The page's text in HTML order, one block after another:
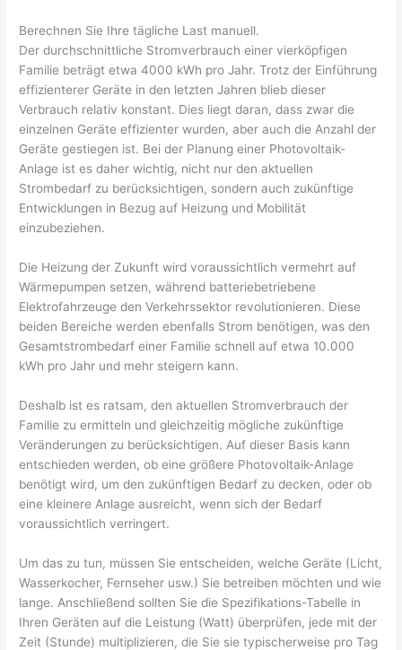
Berechnen Sie Ihre tägliche Last manuell.
Der durchschnittliche Stromverbrauch einer vierköpfigen
Familie beträgt etwa 4000 kWh pro Jahr. Trotz der Einführung
effizienterer Geräte in den letzten Jahren blieb dieser
Verbrauch relativ konstant. Dies liegt daran, dass zwar die
einzelnen Geräte effizienter wurden, aber auch die Anzahl der
Geräte gestiegen ist. Bei der Planung einer Photovoltaik-
Anlage ist es daher wichtig, nicht nur den aktuellen
Strombedarf zu berücksichtigen, sondern auch zukünftige
Entwicklungen in Bezug auf Heizung und Mobilität
einzubeziehen.
Die Heizung der Zukunft wird voraussichtlich vermehrt auf
Wärmepumpen setzen, während batteriebetriebene
Elektrofahrzeuge den Verkehrssektor revolutionieren. Diese
beiden Bereiche werden ebenfalls Strom benötigen, was den
Gesamtstrombedarf einer Familie schnell auf etwa 10.000
kWh pro Jahr und mehr steigern kann.
Deshalb ist es ratsam, den aktuellen Stromverbrauch der
Familie zu ermitteln und gleichzeitig mögliche zukünftige
Veränderungen zu berücksichtigen. Auf dieser Basis kann
entschieden werden, ob eine größere Photovoltaik-Anlage
benötigt wird, um den zukünftigen Bedarf zu decken, oder ob
eine kleinere Anlage ausreicht, wenn sich der Bedarf
voraussichtlich verringert.
Um das zu tun, müssen Sie entscheiden, welche Geräte (Licht,
Wasserkocher, Fernseher usw.) Sie betreiben möchten und wie
lange. Anschließend sollten Sie die Spezifikations-Tabelle in
Ihren Geräten auf die Leistung (Watt) überprüfen, jede mit der
Zeit (Stunde) multiplizieren, die Sie sie typischerweise pro Tag